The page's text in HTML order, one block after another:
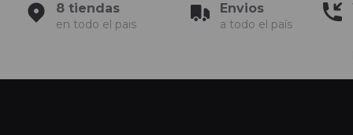
8 tiendas
en todo el pais
Envios
a todo el país